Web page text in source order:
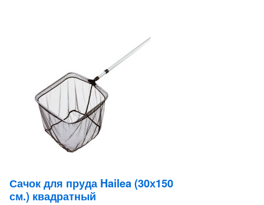
Сачок для пруда Hailea (30х150
см.) квадратный